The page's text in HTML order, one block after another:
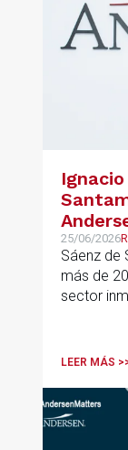
25/06/2026
Sáenz de
más de
sector
codirigirá
UK.
LEER MÁS